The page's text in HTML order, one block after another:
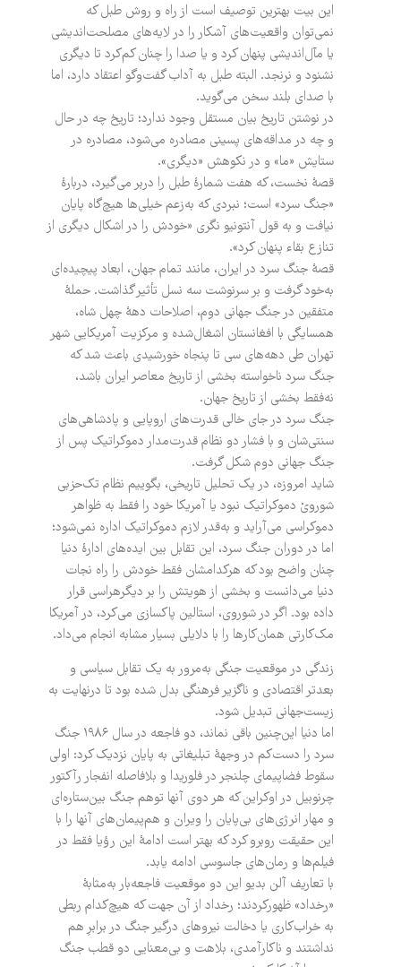
این بیت بهترین توصیف است از راه و روش طبل ‌که
نمی‌‌توان واقعیت‌های آشکار را در لایه‌های مصلحت‌اندیشی
یا مآل‌اندیشی پنهان کرد و یا صدا را چنان کم‌کرد تا دیگری
نشنود و نرنجد. البته طبل به آداب گفت‌وگو اعتقاد دارد، اما
با صدای بلند سخن می‌گوید.
در نوشتن تاریخ بیان مستقل وجود ندارد؛ تاریخ چه در ‌حال
و چه در مداقه‌ها‌ی پسینی مصادره‌ می‌شود، مصادره‌ در
ستایش «ما» و در نکوهش «دیگری».
قصۀ نخست، که هفت ‌شمارۀ طبل را دربر می‌گیرد، دربارۀ
«جنگ سرد» است؛ نبردی که به‌زعم خیلی‌ها هیچ‌گاه پایان
نیافت و به قول آنتونیو نگری «خودش را در اشکال دیگری از
تنازع بقاء پنهان کرد».
قصۀ جنگ سرد در ایران، مانند تمام جهان، ابعاد پیچیده‌ای
به‌خود گرفت و بر سرنوشت سه نسل تأثیر گذاشت. حملۀ
متفقین در جنگ جهانی دوم، اصلاحات دهۀ چهل شاه،
همسایگی با افغانستان اشغال‌شده و مرکزیت آمریکایی شهر
تهران طی دهه‌های سی تا پنجاه خورشیدی باعث شد که
جنگ سرد ناخواسته بخشی از تاریخ معاصر ایران باشد،
نه‌فقط بخشی از تاریخ جهان.
جنگ سرد در جای خالی قدرت‌های اروپایی و پادشاهی‌های
سنتی‌شان و با فشار دو نظام قدرت‌مدار دموکراتیک پس از
جنگ جهانی دوم شکل گرفت.
شاید امروزه، در یک تحلیل تاریخی، بگوییم نظام تک‌حزبی
شورویْ دموکراتیک نبود یا آمریکا خود را فقط به ظواهر
دموکراسی می‌آراید و به‌قدر لازم دموکراتیک اداره نمی‌شود؛
اما در دوران جنگ سرد، این تقابل بین ایده‌های ادارۀ دنیا
چنان واضح بود که هرکدامشان فقط خودش را راه نجات
دنیا می‌دانست و بخشی از هویتش را بر دیگرهراسی قرار
داده بود. اگر در شوروی، استالین پاکسازی می‌کرد، در آمریکا
مک‌‌کارتی همان‌‌کارها را با دلایلی بسیار مشابه انجام می‌داد.‌
زندگی در موقعیت جنگی به‌مرور به یک تقابل سیاسی و
بعدتر اقتصادی و ناگزیر فرهنگی بدل شده بود تا درنهایت به
زیست‌جهانی تبدیل شود.
اما دنیا این‌چنین باقی نماند، دو فاجعه در سال ۱۹۸۶ جنگ
سرد را دست‌کم در وجهۀ تبلیغاتی به پایان نزدیک کرد: اولی
سقوط فضاپیمای چلنجر در فلوریدا و بلافاصله انفجار رآکتور
چرنوبیل در اوکراین که هر دوی آنها توهم جنگ بین‌ستاره‌ای
و مهار انرژی‌های بی‌پایان را ویران و هم‌پیمان‌های آنها را با
این حقیقت روبرو کرد که بهتر است ادامۀ این رؤیا فقط در
فیلم‌ها و رمان‌های جاسوسی ادامه یابد.
با تعاریف آلن بدیو این دو موقعیت فاجعه‌بار به‌مثابۀ
«رخداد» ظهور‌کردند؛ رخداد از آن جهت که هیچ‌کدام ربطی
به خراب‌کاری یا دخالت نیروهای درگیر جنگ در برابرِ هم
نداشتند و ناکارآمدی، بلاهت و بی‌معنایی دو قطب جنگ